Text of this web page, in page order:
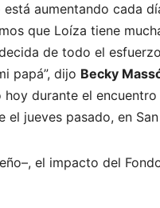
aumentando cada
que Loíza tiene
de todo el
papá”, dijo Becky
durante el encuentro
el jueves pasado, en
el impacto del